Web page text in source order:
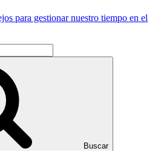
para gestionar nuestro tiempo en el
Buscar